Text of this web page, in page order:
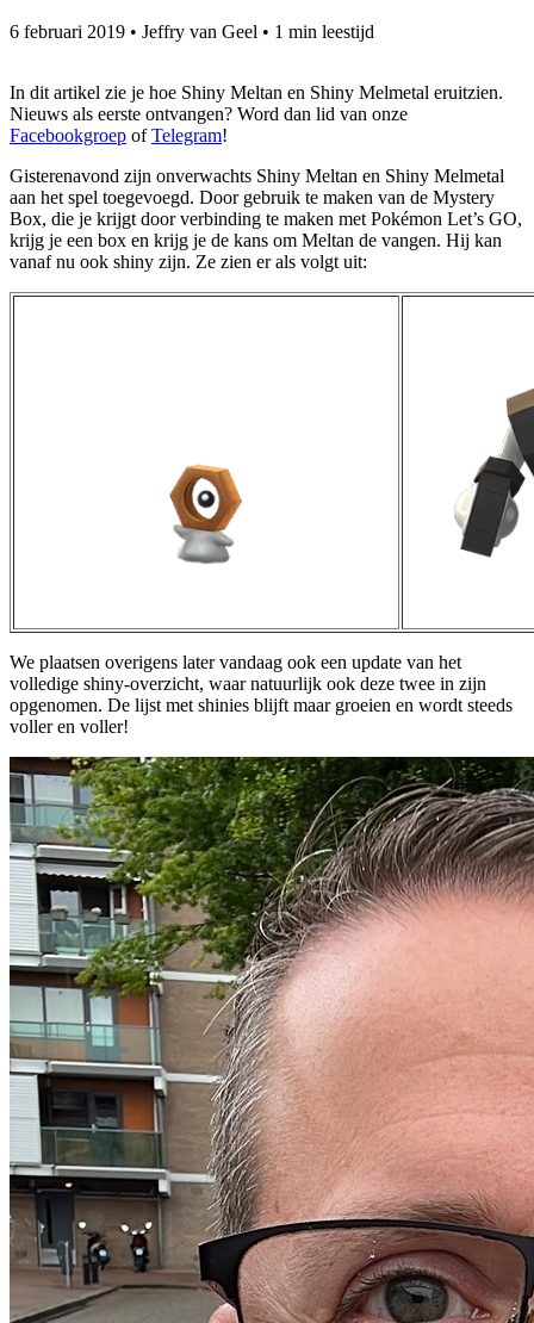
6 februari 2019 • Jeffry van Geel • 1 min leestijd
In dit artikel zie je hoe Shiny Meltan en Shiny Melmetal eruitzien.
Nieuws als eerste ontvangen? Word dan lid van onze
Facebookgroep ofTelegram!
Gisterenavond zijn onverwachts Shiny Meltan en Shiny Melmetal
aan het spel toegevoegd. Door gebruik te maken van de Mystery
Box, die je krijgt door verbinding te maken met Pokémon Let’s GO,
krijg je een box en krijg je de kans om Meltan de vangen. Hij kan
vanaf nu ook shiny zijn. Ze zien er als volgt uit:
We plaatsen overigens later vandaag ook een update van het
volledige shiny-overzicht, waar natuurlijk ook deze twee in zijn
opgenomen. De lijst met shinies blijft maar groeien en wordt steeds
voller en voller!